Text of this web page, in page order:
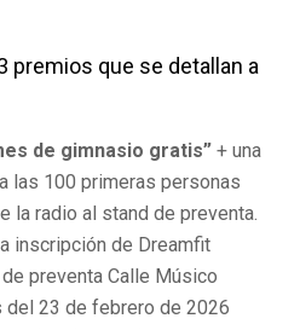
premios que se detallan a
de gimnasio gratis” + una
las 100 primeras personas
la radio al stand de preventa.
inscripción de Dreamfit
preventa Calle Músico
23 de febrero de 2026